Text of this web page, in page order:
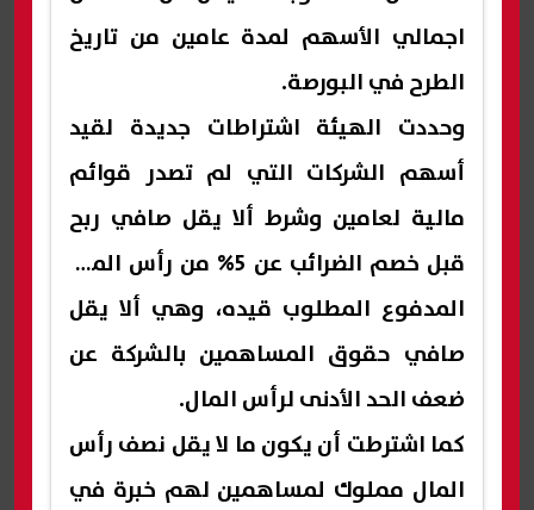
اجمالي الأسهم لمدة عامين من تاريخ
الطرح في البورصة.
وحددت الهيئة اشتراطات جديدة لقيد
أسهم الشركات التي لم تصدر قوائم
مالية لعامين وشرط ألا يقل صافي ربح
قبل خصم الضرائب عن 5% من رأس المال
المدفوع المطلوب قيده، وهي ألا يقل
صافي حقوق المساهمين بالشركة عن
ضعف الحد الأدنى لرأس المال.
كما اشترطت أن يكون ما لا يقل نصف رأس
المال مملوك لمساهمين لهم خبرة في